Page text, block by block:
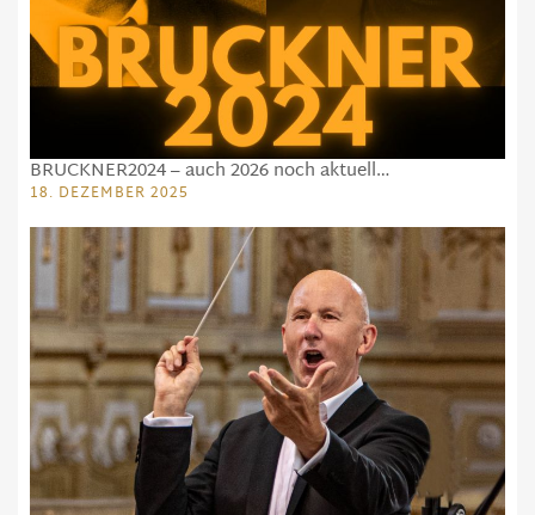
BRUCKNER2024 – auch 2026 noch aktuell…
18. DEZEMBER 2025